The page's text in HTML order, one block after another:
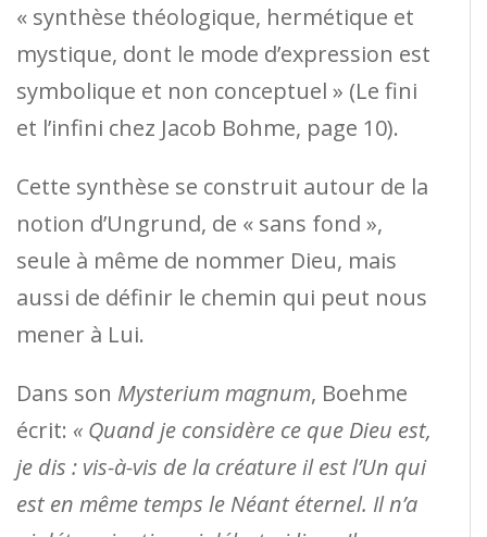
« synthèse théologique, hermétique et
mystique, dont le mode d’expression est
symbolique et non conceptuel » (Le fini
et l’infini chez Jacob Bohme, page 10).
Cette synthèse se construit autour de la
notion d’Ungrund, de « sans fond »,
seule à même de nommer Dieu, mais
aussi de définir le chemin qui peut nous
mener à Lui.
Dans son Mysterium magnum, Boehme
écrit: « Quand je considère ce que Dieu est,
je dis : vis-à-vis de la créature il est l’Un qui
est en même temps le Néant éternel. Il n’a